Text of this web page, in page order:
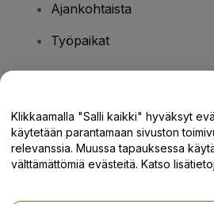
Ajankohtaista
Työpaikat
Tukikeskus / Ota meihin
Klikkaamalla "Salli kaikki" hyväksyt
käytetään parantamaan sivuston
relevanssia. Muussa tapauksessa
välttämättömiä evästeitä. Katso